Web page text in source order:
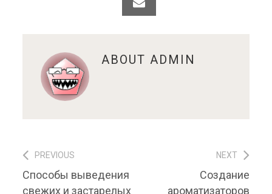
ABOUT ADMIN
Навигация по записям
PREVIOUS
Previous post:
Способы выведения
свежих и застарелых
NEXT
Next post:
Создание
ароматизаторов